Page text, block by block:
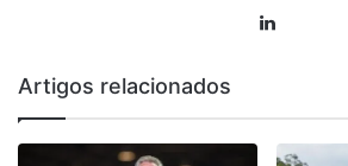
Artigos relacionados